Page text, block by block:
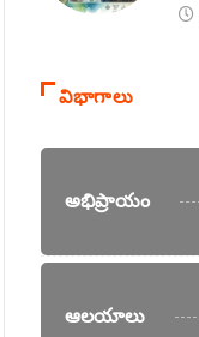
విభాగాలు
అభిప్రాయం
ఆలయాలు